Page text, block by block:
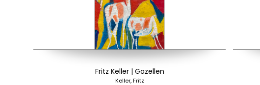
Fritz Keller | Gazellen
Keller, Fritz